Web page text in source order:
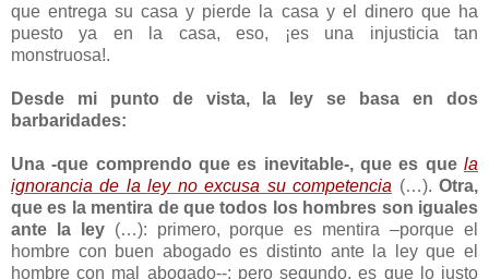
que entrega su casa y pierde la casa y el dinero que ha
puesto ya en la casa, eso, ¡es una injusticia tan
monstruosa!.
Desde mi punto de vista, la ley se basa en dos
barbaridades:
Una -que comprendo que es inevitable-, que es que la
ignorancia de la ley no excusa su competencia (…). Otra,
que es la mentira de que todos los hombres son iguales
ante la ley(…): primero, porque es mentira –porque el
hombre con buen abogado es distinto ante la ley que el
hombre con mal abogado--; pero segundo, es que lo justo